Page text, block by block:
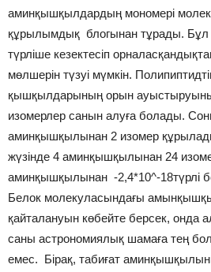
аминқышқылдардың мономері
құрылымдық блогынан тұрады.
түрліше кезектесіп
мөлшерін түзуі мүмкін.
қышқылдарының орын
изомерлер санын алуға болады.
аминқышқылынан 2 изомер
жүзінде 4 аминқышқылынан 24
аминқышқылынан -2,4*10^-18түрлі
Белок молекуласындағы
қайталануын көбейте берсек, онда
саны астрономиялық шамаға тең
емес. Бірақ, табиғат